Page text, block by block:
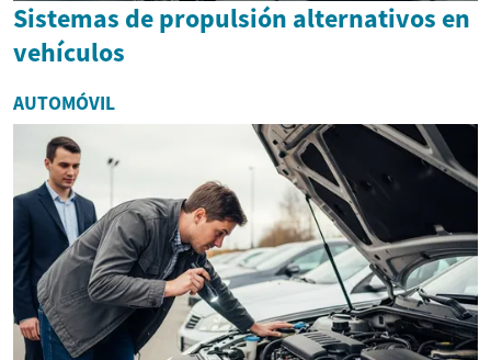
Sistemas de propulsión alternativos en
vehículos
AUTOMÓVIL